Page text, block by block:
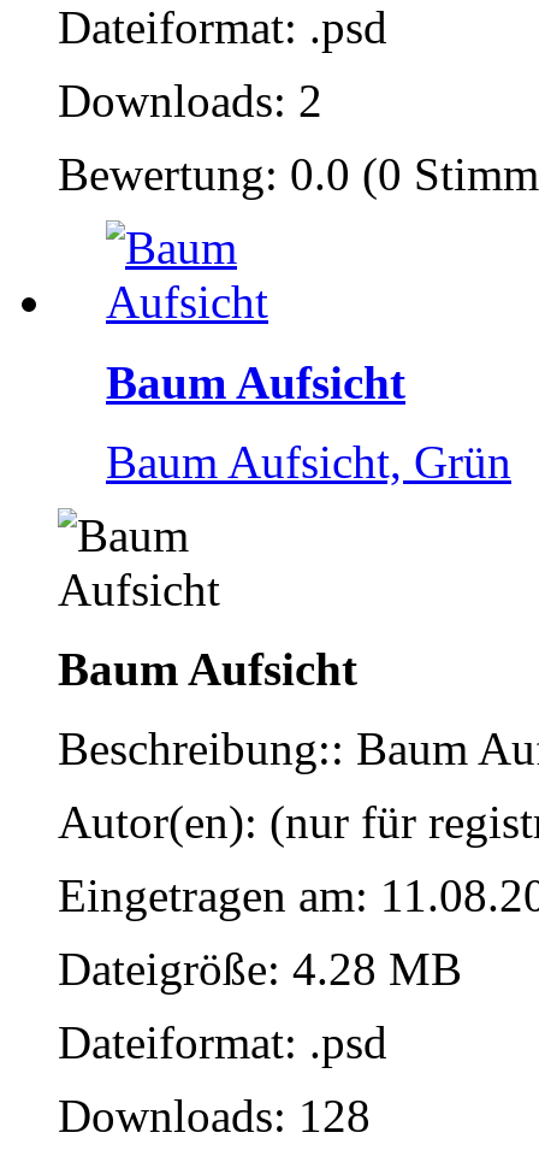
Dateiformat: .psd
Downloads: 2
Bewertung: 0.0 (0
Baum Aufsicht
Baum Aufsicht, Grün
Baum Aufsicht
Beschreibung:: Baum
Autor(en): (nur für
Eingetragen am:
Dateigröße: 4.28 MB
Dateiformat: .psd
Downloads: 128